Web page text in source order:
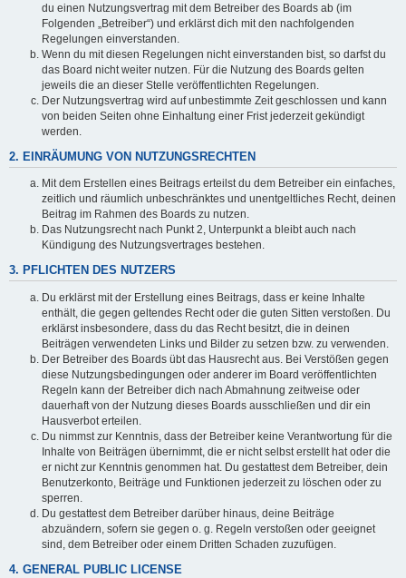
du einen Nutzungsvertrag mit dem Betreiber des Boards ab (im
Folgenden „Betreiber“) und erklärst dich mit den nachfolgenden
Regelungen einverstanden.
Wenn du mit diesen Regelungen nicht einverstanden bist, so darfst du
das Board nicht weiter nutzen. Für die Nutzung des Boards gelten
jeweils die an dieser Stelle veröffentlichten Regelungen.
Der Nutzungsvertrag wird auf unbestimmte Zeit geschlossen und kann
von beiden Seiten ohne Einhaltung einer Frist jederzeit gekündigt
werden.
2. EINRÄUMUNG VON NUTZUNGSRECHTEN
Mit dem Erstellen eines Beitrags erteilst du dem Betreiber ein einfaches,
zeitlich und räumlich unbeschränktes und unentgeltliches Recht, deinen
Beitrag im Rahmen des Boards zu nutzen.
Das Nutzungsrecht nach Punkt 2, Unterpunkt a bleibt auch nach
Kündigung des Nutzungsvertrages bestehen.
3. PFLICHTEN DES NUTZERS
Du erklärst mit der Erstellung eines Beitrags, dass er keine Inhalte
enthält, die gegen geltendes Recht oder die guten Sitten verstoßen. Du
erklärst insbesondere, dass du das Recht besitzt, die in deinen
Beiträgen verwendeten Links und Bilder zu setzen bzw. zu verwenden.
Der Betreiber des Boards übt das Hausrecht aus. Bei Verstößen gegen
diese Nutzungsbedingungen oder anderer im Board veröffentlichten
Regeln kann der Betreiber dich nach Abmahnung zeitweise oder
dauerhaft von der Nutzung dieses Boards ausschließen und dir ein
Hausverbot erteilen.
Du nimmst zur Kenntnis, dass der Betreiber keine Verantwortung für die
Inhalte von Beiträgen übernimmt, die er nicht selbst erstellt hat oder die
er nicht zur Kenntnis genommen hat. Du gestattest dem Betreiber, dein
Benutzerkonto, Beiträge und Funktionen jederzeit zu löschen oder zu
sperren.
Du gestattest dem Betreiber darüber hinaus, deine Beiträge
abzuändern, sofern sie gegen o. g. Regeln verstoßen oder geeignet
sind, dem Betreiber oder einem Dritten Schaden zuzufügen.
4. GENERAL PUBLIC LICENSE